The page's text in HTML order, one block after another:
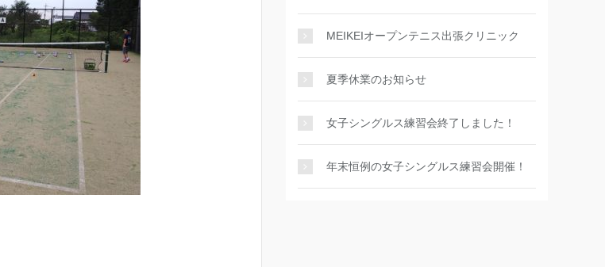
MEIKEIオープンテニス出張クリニック
夏季休業のお知らせ
女子シングルス練習会終了しました！
年末恒例の女子シングルス練習会開催！